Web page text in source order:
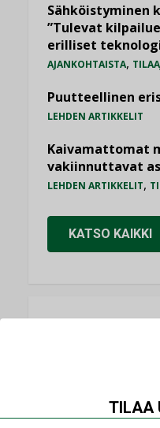
Sähköistyminen
”Tulevat
erilliset
AJANKOHTAISTA,
Puutteellinen
LEHDEN ARTIKKELIT
Kaivamattomat
vakiinnuttavat
LEHDEN ARTIKKELIT,
KATSO KAIKKI
TILAA